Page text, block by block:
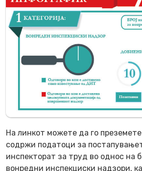
На линкот можете да го
содржи податоци за
инспекторат за труд во однос на
вонредни инспекциски надзори,